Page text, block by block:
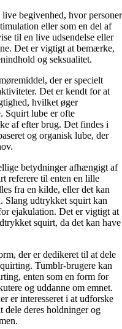
begivenhed, hvor personer
eller som en del af
til en live udsendelse eller
Det er vigtigt at bemærke,
og seksualitet.
der er specielt
Det er kendt for at
hvilket øger
Squirt lube er ofte
af efter brug. Det findes i
og organisk lube, der
betydninger afhængigt af
referere til enten en lille
fra en kilde, eller det kan
Slang udtrykket squirt kan
ejakulation. Det er vigtigt at
squirt, da det kan have
der er dedikeret til at dele
Tumblr-brugere kan
enten som en form for
og uddanne om emnet.
er interesseret i at udforske
dele deres holdninger og